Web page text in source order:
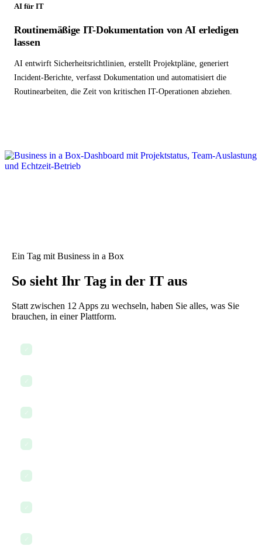
AI für IT
Routinemäßige IT-Dokumentation von AI erledigen
lassen
AI entwirft Sicherheitsrichtlinien, erstellt Projektpläne, generiert
Incident-Berichte, verfasst Dokumentation und automatisiert die
Routinearbeiten, die Zeit von kritischen IT-Operationen abziehen.
Ein Tag mit Business in a Box
So sieht Ihr Tag in der IT aus
Statt zwischen 12 Apps zu wechseln, haben Sie alles, was Sie
brauchen, in einer Plattform.